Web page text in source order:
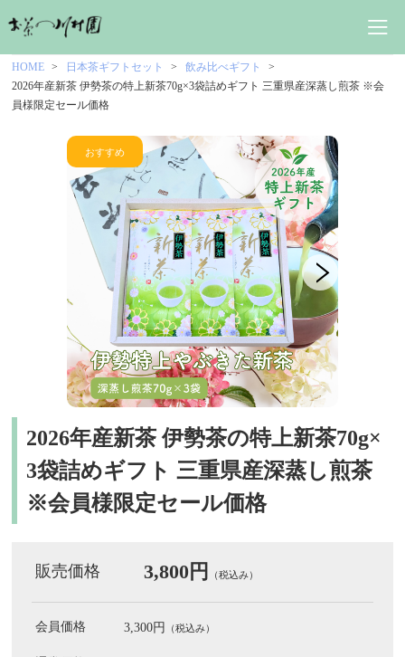
HOME 日本茶ギフトセット
飲み比べギフト
2026年産新茶 伊勢茶の特上新茶70g×3袋詰めギフト 三重県産深蒸し煎茶 ※会
員様限定セール価格
2026年産新茶 伊勢茶の特上新茶70g×
3袋詰めギフト 三重県産深蒸し煎茶
※会員様限定セール価格
販売価格 3,800円 （税込み）
会員価格 3,300円 （税込み）